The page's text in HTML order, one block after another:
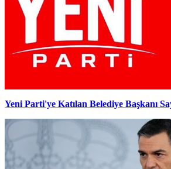
Yeni Parti'ye Katılan Belediye Başkanı